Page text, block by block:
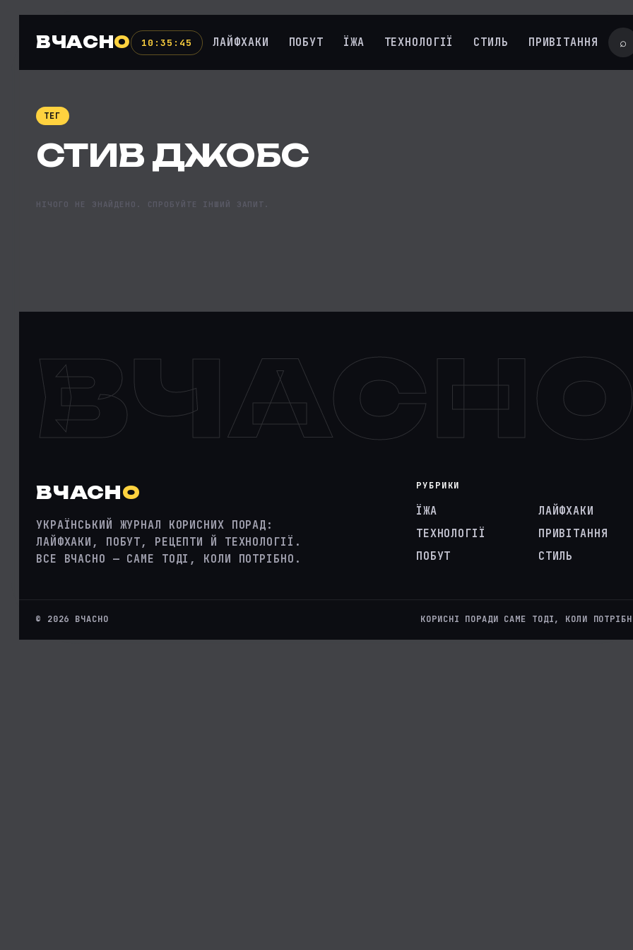
ВЧАСНО 10:35:46 ЛАЙФХАКИ ПОБУТ ЇЖА ТЕХНОЛОГІЇ СТИЛЬ ПРИВІТАННЯ ⌕
ТЕГ
СТИВ ДЖОБС
НІЧОГО НЕ ЗНАЙДЕНО. СПРОБУЙТЕ ІНШИЙ ЗАПИТ.
ВЧАСНО
УКРАЇНСЬКИЙ ЖУРНАЛ КОРИСНИХ ПОРАД:
ЛАЙФХАКИ, ПОБУТ, РЕЦЕПТИ Й ТЕХНОЛОГІЇ.
ВСЕ ВЧАСНО — САМЕ ТОДІ, КОЛИ ПОТРІБНО.
РУБРИКИ
ЇЖА
ТЕХНОЛОГІЇ
ПОБУТ
ЛАЙФХАКИ
ПРИВІТАННЯ
СТИЛЬ
© 2026 ВЧАСНО КОРИСНІ ПОРАДИ САМЕ ТОДІ, КОЛИ